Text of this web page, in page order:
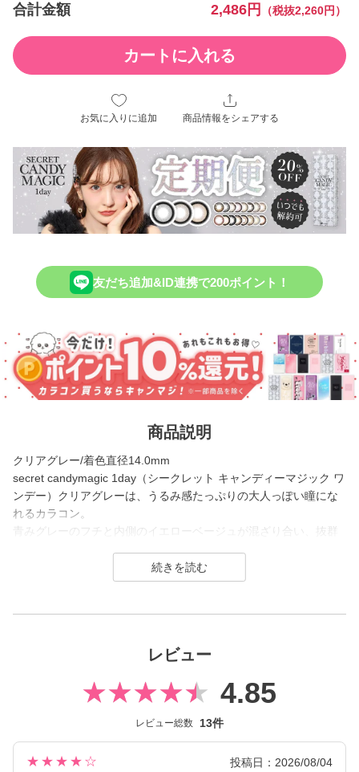
合計金額 2,486円 （税抜2,260円）
カートに入れる
お気に入りに追加 商品情報をシェアする
友だち追加&ID連携で200ポイント！
商品説明
クリアグレー/着色直径14.0mm
secret candymagic 1day（シークレット キャンディーマジック ワ
ンデー）クリアグレーは、うるみ感たっぷりの大人っぽい瞳にな
れるカラコン。
青みグレーのフチと内側のイエローベージュが混ざり合い、抜群
着色直径は14.0mmで大きめですが抜け感があるため、シーンを選
ばず使いやすいグレーカラーです。
いる、盛れるカラコンといえばコレ！なロングセラーカラコンブ
「キャンマジ3番」や王道黒コン「キャンマジ5番」をはじめ、平
成・令和のギャルカラコン、細フチ・太フチカラコン、水光カラ
コンなど、トレンドのカラコンを生み出し続けています。
レビュー
4.85
レビュー総数 13件
★★★★☆ 投稿日：2026/08/04